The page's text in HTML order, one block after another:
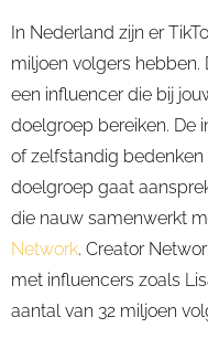
In Nederland zijn er
miljoen volgers
een influencerdie bij
doelgroep bereiken. De
of zelfstandig bedenken
doelgroep gaat
die nauw samenwerkt
Network. Creator
met influencers zoals
aantal van 32 miljoen